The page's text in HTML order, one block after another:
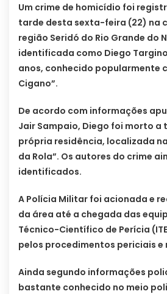
Um crime de homicídio foi
tarde desta sexta-feira (22) na
região Seridó do Rio Grande do
identificada como Diego
anos, conhecido popularmente
Cigano”.
De acordo com informações
Jair Sampaio, Diego foi morto a
própria residência, localizada
da Rola”. Os autores do crime
identificados.
A Polícia Militar foi acionada e
da área até a chegada das
Técnico-Científico de Perícia
pelos procedimentos periciais
Ainda segundo informações
bastante conhecido no meio